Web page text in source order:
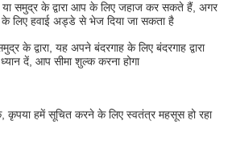
समुद्र के द्वारा आप के लिए जहाज कर सकते हैं, अगर
लिए हवाई अड्डे से भेज दिया जा सकता है
के द्वारा, यह अपने बंदरगाह के लिए बंदरगाह द्वारा
दें, आप सीमा शुल्क करना होगा
कृपया हमें सूचित करने के लिए स्वतंत्र महसूस हो रहा